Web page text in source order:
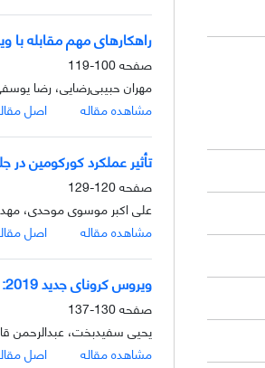
راهکارهای مهم مقابله
صفحه100-119
مهران حبیبی‌رضایی، رضا
مشاهده مقاله
اصل
تأثیر عملکرد کورکومین در
صفحه120-129
علی اکبر موسوی موحدی،
مشاهده مقاله
اصل
ویروس کرونای جدید 2019: منشأ و مکانیسم بیماری‌زایی
صفحه130-137
یحیی سفیدبخت، عبدالرحمن
مشاهده مقاله
اصل